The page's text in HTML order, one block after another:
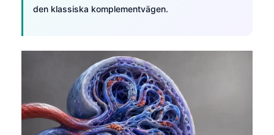
den klassiska komplementvägen.
Français
עִבְרִית
Italiano
Türkçe